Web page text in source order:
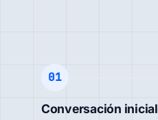
01
Conversación inicial